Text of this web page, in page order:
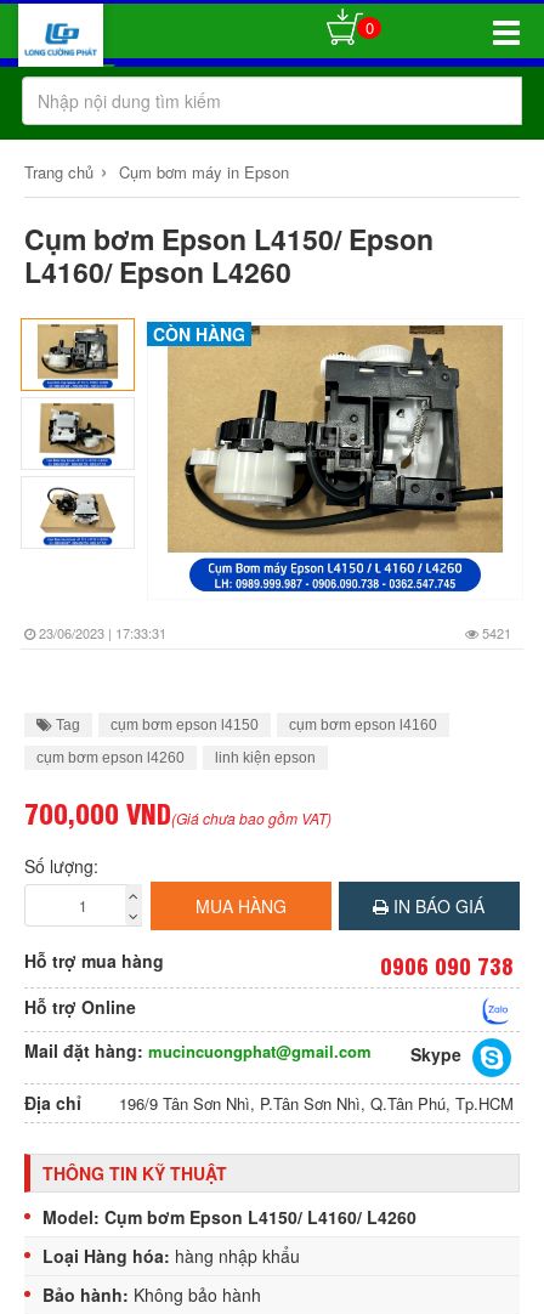
Toggle
0
Trang chủ › Cụm bơm máy in Epson
Cụm bơm Epson L4150/ Epson
L4160/ Epson L4260
CÒN HÀNG
23/06/2023 | 17:33:31 5421
Tag cụm bơm epson l4150
cụm bơm epson l4160
cụm bơm epson l4260
linh kiện epson
700,000 VND(Giá chưa bao gồm VAT)
Số lượng:
MUA HÀNG
IN BÁO GIÁ
Hỗ trợ mua hàng 0906 090 738
Hỗ trợ Online
Mail đặt hàng: mucincuongphat@gmail.com
Skype
Địa chỉ
196/9 Tân Sơn Nhì, P.Tân Sơn Nhì, Q.Tân Phú, Tp.HCM
THÔNG TIN KỸ THUẬT
Model: Cụm bơm Epson L4150/ L4160/ L4260
Loại Hàng hóa: hàng nhập khẩu
Bảo hành: Không bảo hành